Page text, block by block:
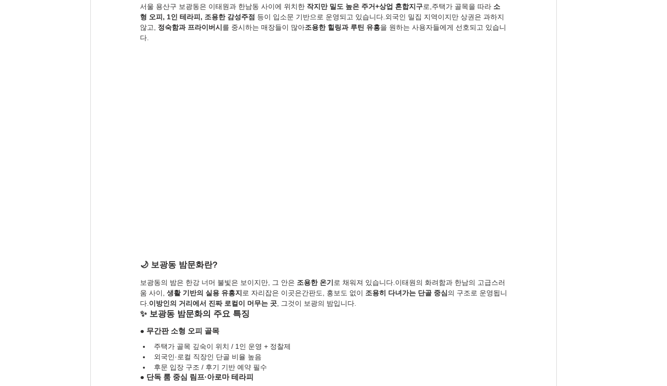
서울 용산구 보광동은 이태원과 한남동 사이에 위치한 작지만 밀도 높은 주거+상업 혼합지구로,주택가 골목을 따라 소
형 오피, 1인 테라피, 조용한 감성주점 등이 입소문 기반으로 운영되고 있습니다.외국인 밀집 지역이지만 상권은 과하지
않고, 정숙함과 프라이버시 를 중시하는 매장들이 많아조용한 힐링과 루틴 유흥을 원하는 사용자들에게 선호되고 있습니
다.
🌙 보광동 밤문화란?
보광동의 밤은 한강 너머 불빛은 보이지만, 그 안은 조용한 온기 로 채워져 있습니다.이태원의 화려함과 한남의 고급스러
움 사이, 생활 기반의 실용 유흥지 로 자리잡은 이곳은간판도, 홍보도 없이 조용히 다녀가는 단골 중심의 구조로 운영됩니
다.이방인의 거리에서 진짜 로컬이 머무는 곳, 그것이 보광의 밤입니다.
✨ 보광동 밤문화의 주요 특징
● 무간판 소형 오피 골목
주택가 골목 깊숙이 위치 / 1인 운영 + 정찰제
외국인·로컬 직장인 단골 비율 높음
후문 입장 구조 / 후기 기반 예약 필수
● 단독 룸 중심 림프·아로마 테라피